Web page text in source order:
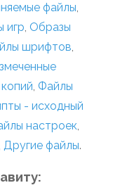
файлы,
игр, Образы
шрифтов,
, Файлы
- исходный
настроек,
Другие файлы.